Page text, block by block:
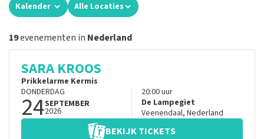
Kalender Alle Locaties
19evenementen in Nederland
SARA KROOS
Prikkelarme Kermis
DONDERDAG
24SEPTEMBER
2026
20:00uur
De Lampegiet
Veenendaal, Nederland
BEKIJK TICKETS